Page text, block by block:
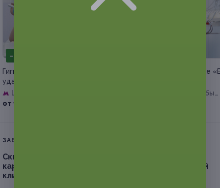
–55%
Гигиена, лечение кариеса или
удаление зуба со скидкой
Щукинская
от 1 350 руб.
Чистка зубов в клинике
Университет дружбы
ЗАВЕРШЁННАЯ АКЦИЯ
Скидка до 59%.
кариеса или удаление зуба в стоматологической
клинике «Санация»